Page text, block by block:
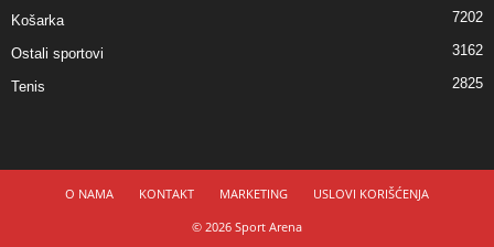
Košarka 7202
Ostali sportovi 3162
Tenis 2825
O NAMA KONTAKT MARKETING
USLOVI KORIŠĆENJA
© 2026 Sport Arena